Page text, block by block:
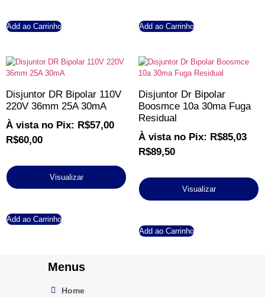
Add ao Carrinho Add ao Carrinho
Disjuntor DR Bipolar 110V
220V 36mm 25A 30mA
À vista no Pix: R$57,00
R$60,00
Visualizar
Add ao Carrinho
Disjuntor Dr Bipolar
Boosmce 10a 30ma Fuga
Residual
À vista no Pix: R$85,03
R$89,50
Visualizar
Add ao Carrinho
Menus
Home